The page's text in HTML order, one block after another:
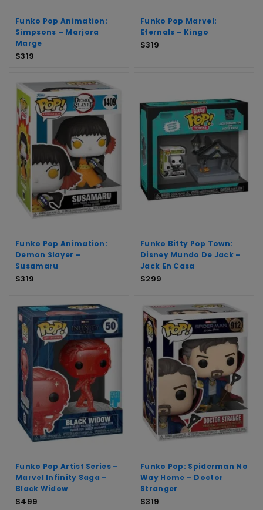
Funko Pop Animation:
Simpsons – Marjora
Marge
$319
Funko Pop Marvel:
Eternals – Kingo
$319
Funko Pop Animation:
Demon Slayer –
Susamaru
$319
Funko Bitty Pop Town:
Disney Mundo De Jack –
Jack En Casa
$299
Funko Pop Artist Series –
Marvel Infinity Saga –
Black Widow
$499
Funko Pop: Spiderman No
Way Home – Doctor
Stranger
$319